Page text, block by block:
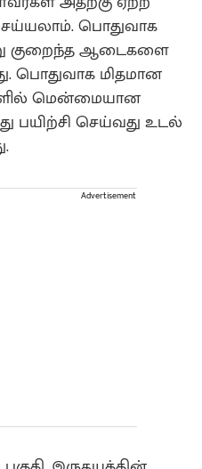
பொதுவாக
குறைந்த ஆடைகளை
பொதுவாக மிதமான
மென்மையான
பயிற்சி செய்வது உடல்
Advertisement